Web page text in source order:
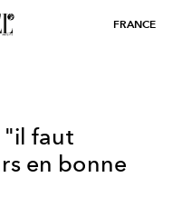
FRANCE
"il faut
en bonne